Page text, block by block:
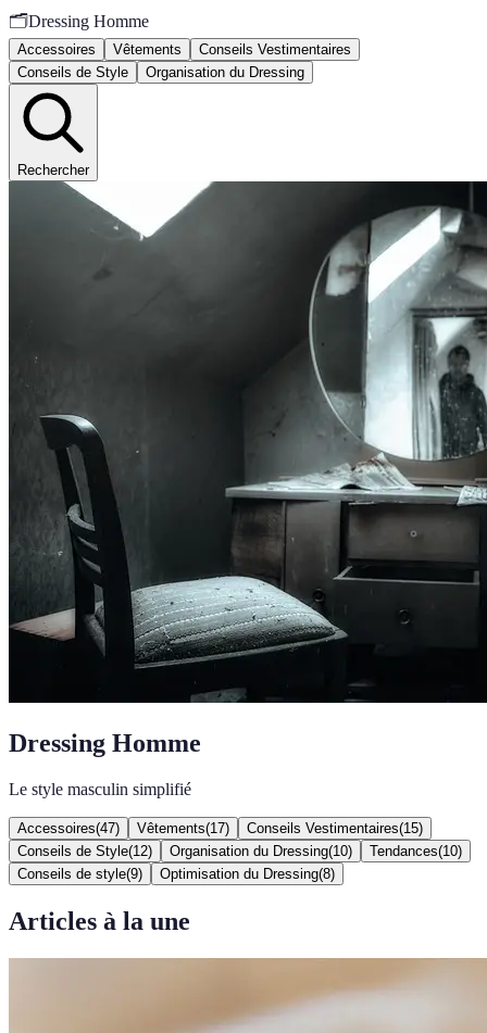
🗂️Dressing Homme
Accessoires Vêtements
Conseils Vestimentaires
Conseils de Style
Organisation du Dressing
Rechercher
Dressing Homme
Le style masculin simplifié
Accessoires(47) Vêtements(17) Conseils Vestimentaires(15)
Conseils de Style(12) Organisation du Dressing(10) Tendances(10)
Conseils de style(9) Optimisation du Dressing(8)
Articles à la une